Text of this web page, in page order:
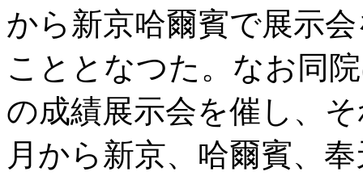
から新京哈爾賓で展示
こととなつた。なお同
の成績展示会を催し、
月から新京、哈爾賓、